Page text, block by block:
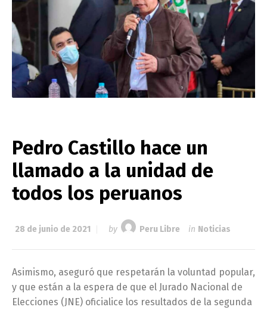
Pedro Castillo hace un
llamado a la unidad de
todos los peruanos
28 de junio de 2021 by Peru Libre in Noticias
Asimismo, aseguró que respetarán la voluntad popular,
y que están a la espera de que el Jurado Nacional de
Elecciones (JNE) oficialice los resultados de la segunda